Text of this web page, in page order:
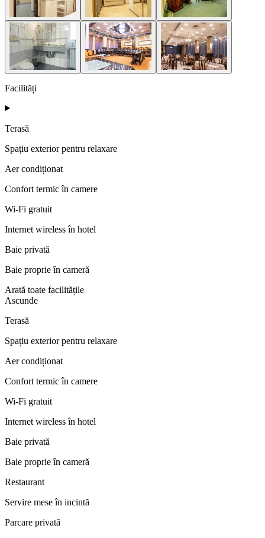
Facilități
Terasă
Spațiu exterior pentru relaxare
Aer condiționat
Confort termic în camere
Wi‑Fi gratuit
Internet wireless în hotel
Baie privată
Baie proprie în cameră
Arată toate facilitățile
Ascunde
Terasă
Spațiu exterior pentru relaxare
Aer condiționat
Confort termic în camere
Wi‑Fi gratuit
Internet wireless în hotel
Baie privată
Baie proprie în cameră
Restaurant
Servire mese în incintă
Parcare privată